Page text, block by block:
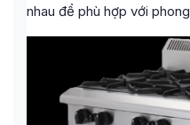
nhau để phù hợp với